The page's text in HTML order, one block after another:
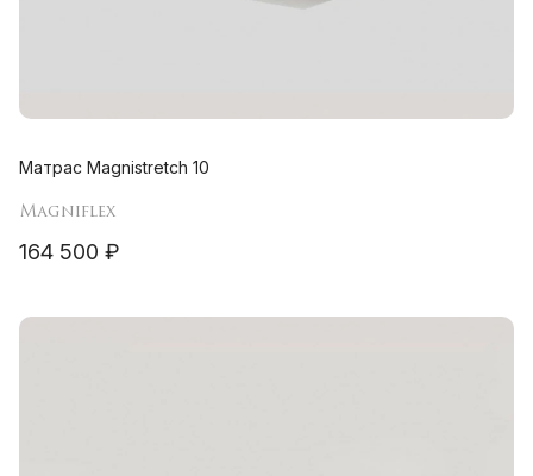
Матрас Magnistretch 10
Magniflex
164 500 ₽